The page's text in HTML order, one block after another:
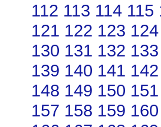
112 113 114 115
121 122 123 124
130 131 132 133
139 140 141 142
148 149 150 151
157 158 159 160